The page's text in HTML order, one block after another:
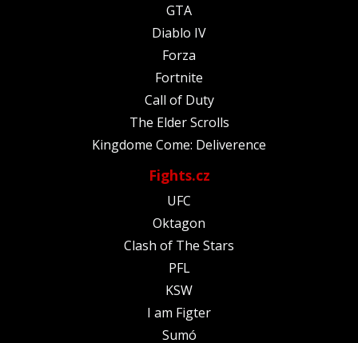
GTA
Diablo IV
Forza
Fortnite
Call of Duty
The Elder Scrolls
Kingdome Come: Deliverence
Fights.cz
UFC
Oktagon
Clash of The Stars
PFL
KSW
I am Figter
Sumó